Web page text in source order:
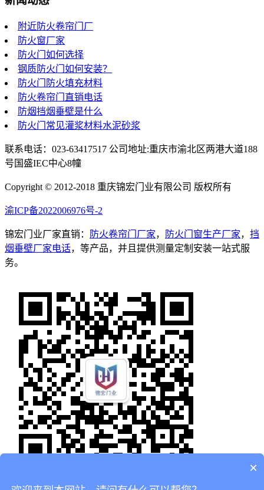
附近防火卷帘门厂
防火窗厂家
防火门如何选择
钢质防火门如何安装？
防火门防火填充材料
防火卷帘门直销电话
防烟挡烟垂壁是什么
防火门常见灌浆材料水泥砂浆
联系电话：023-63417517 公司地址:重庆市渝北区两港大道188
号国盛IEC中心8幢
Copyright © 2012-2018 重庆锦宏门业有限公司 版权所有
渝ICP备2022006976号-2
锦宏门业厂家直销： 防火卷帘门厂家， 防火门窗生产厂家， 挡
烟垂壁厂家电话，等产品，并且提供测量定制安装一站式服
务。
×